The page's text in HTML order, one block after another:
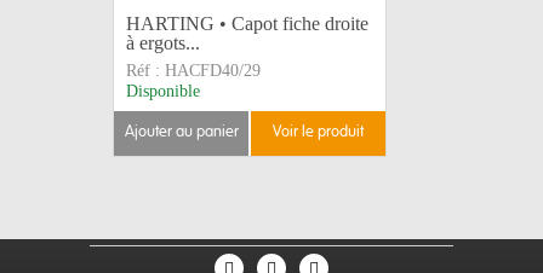
HARTING • Capot fiche droite
à ergots...
Réf : HACFD40/29
Disponible
ajouter au panier voir le produit